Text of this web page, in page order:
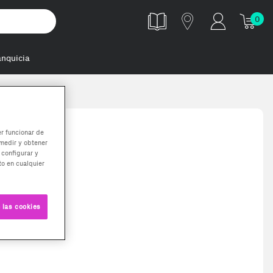
0
funcionar de
y obtener
y
en cualquier
cookies